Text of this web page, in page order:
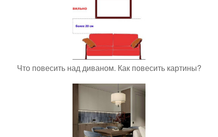
Что повесить над диваном. Как повесить картины?